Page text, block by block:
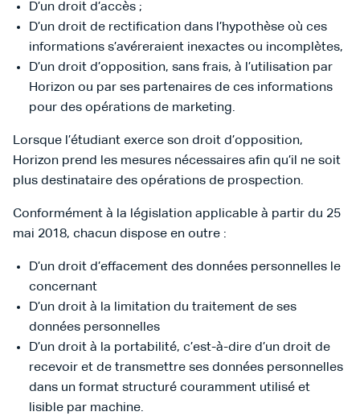
D’un droit d’accès ;
D’un droit de rectification dans l’hypothèse où ces
informations s’avéreraient inexactes ou incomplètes,
D’un droit d’opposition, sans frais, à l’utilisation par
Horizon ou par ses partenaires de ces informations
pour des opérations de marketing.
Lorsque l’étudiant exerce son droit d’opposition,
Horizon prend les mesures nécessaires afin qu’il ne soit
plus destinataire des opérations de prospection.
Conformément à la législation applicable à partir du 25
mai 2018, chacun dispose en outre :
D’un droit d’effacement des données personnelles le
concernant
D’un droit à la limitation du traitement de ses
données personnelles
D’un droit à la portabilité, c’est-à-dire d’un droit de
recevoir et de transmettre ses données personnelles
dans un format structuré couramment utilisé et
lisible par machine.